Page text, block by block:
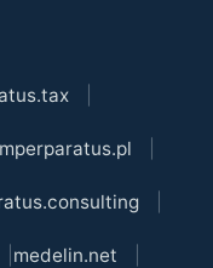
medelin.net